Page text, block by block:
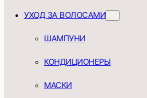
УХОД ЗА ВОЛОСАМИ
ШАМПУНИ
КОНДИЦИОНЕРЫ
МАСКИ